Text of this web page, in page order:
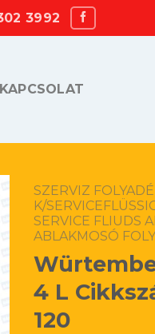
3992
KAPCSOLAT
SZERVIZ
K/
SERVICE FLIUDS
ABLAKMOSÓ
4 L
120